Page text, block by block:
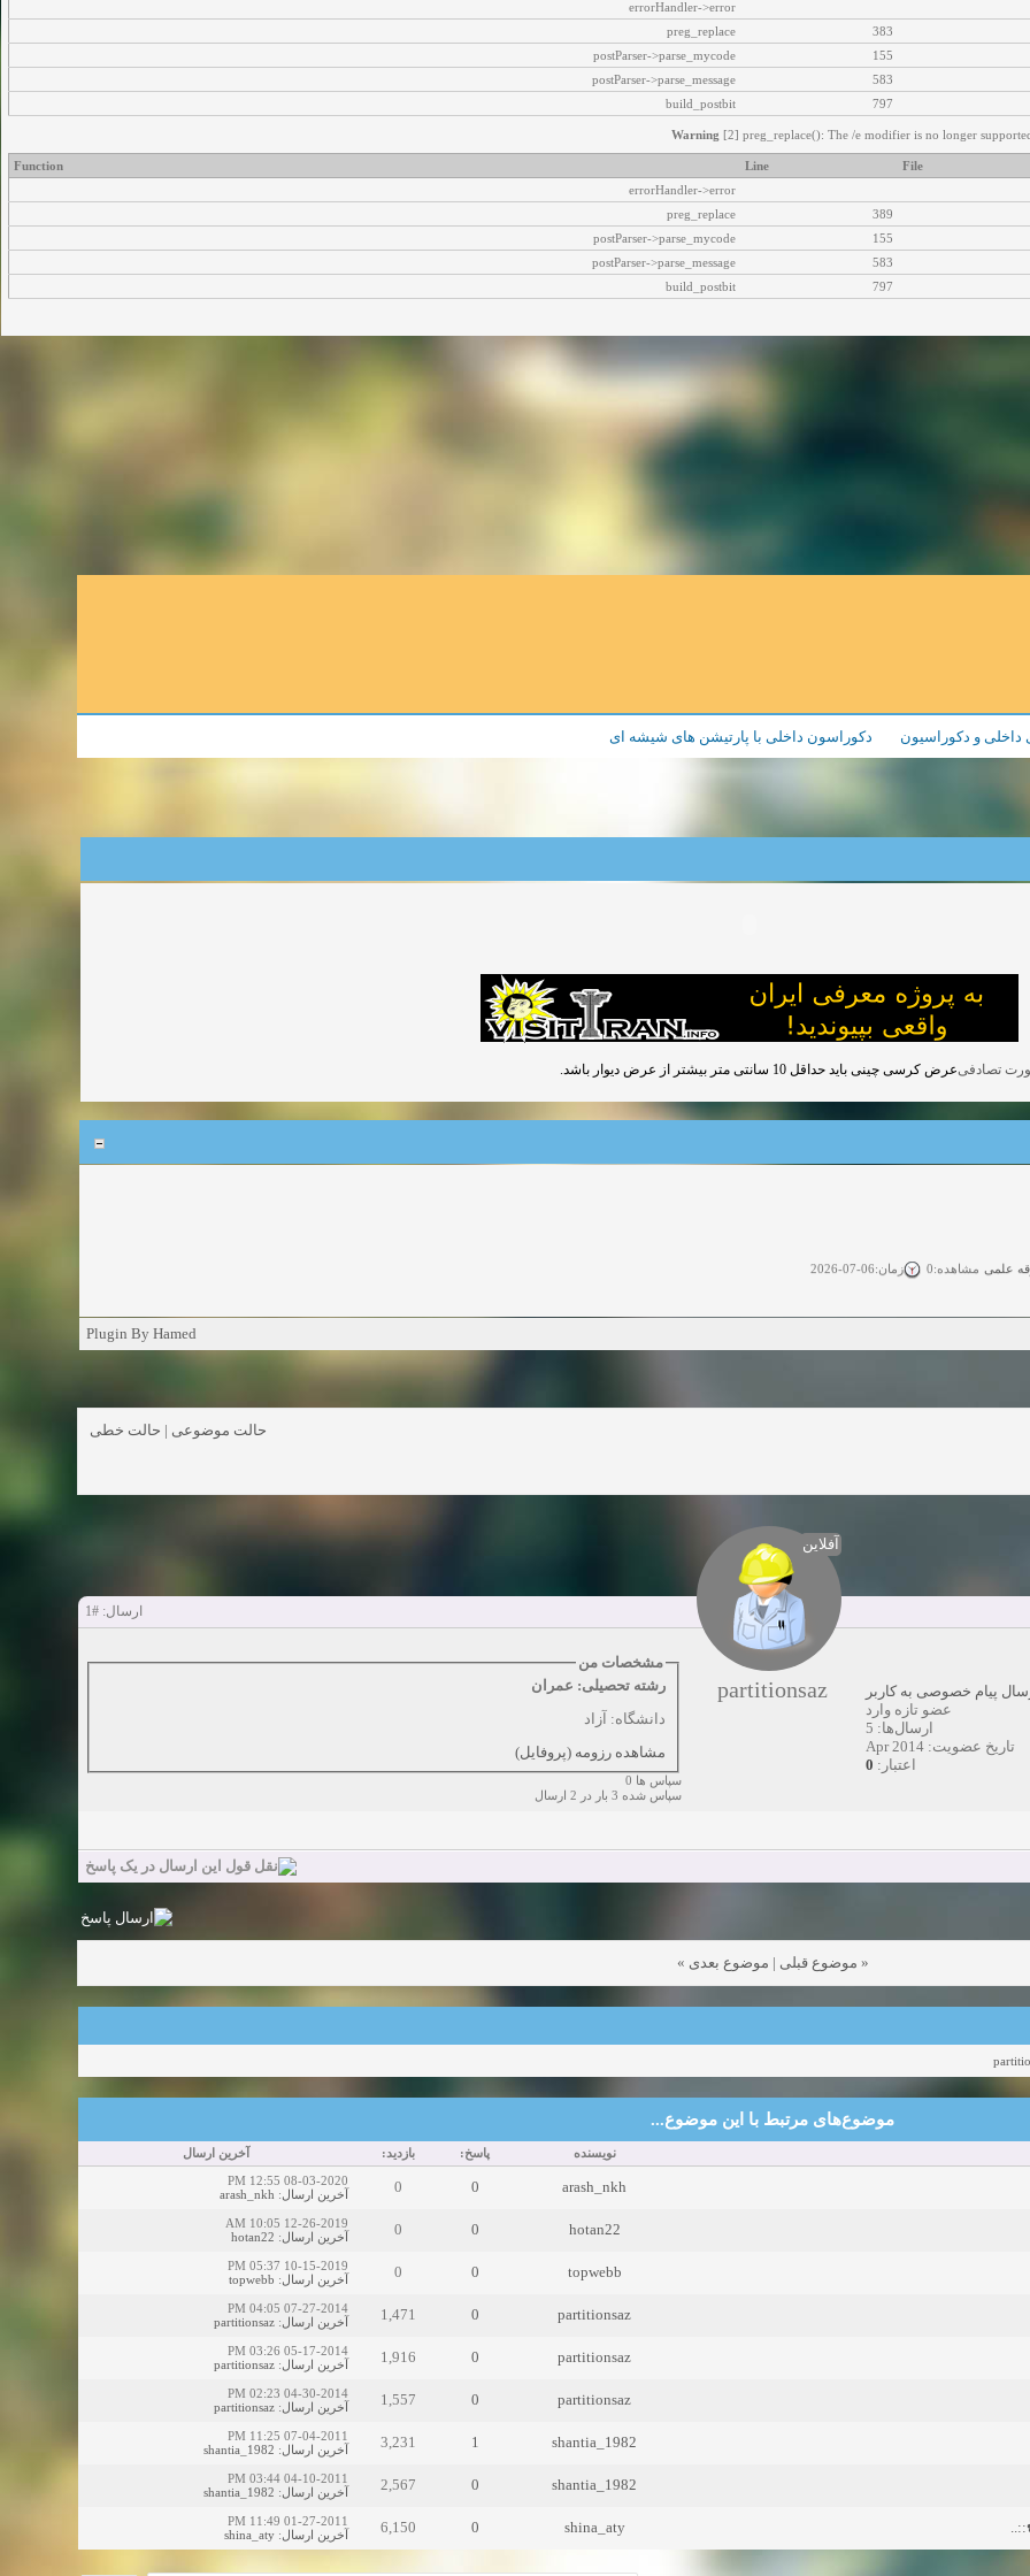
errorHandler->error
383
preg_replace
155
postParser->parse_mycode
583
postParser->parse_message
797
build_postbit
Warning [2] preg_replace(): The /e modifier is no longer
File
Line
Function
errorHandler->error
389
preg_replace
155
postParser->parse_mycode
583
postParser->parse_message
797
build_postbit
داخلی و دکوراسیون دکوراسون داخلی با پارتیشن های شیشه ای
عرض کرسی چینی باید حداقل 10 سانتی متر بیشتر از عرض دیوار باشد.
آزاد مشاهده:0 زمان:11-04-2025
دعوت به همکاری مشاهده:0 زمان:11-11-2024
دعوت به همکاری مشاهده:0 زمان:10-21-2024
دعوت به همکاری مشاهده:0 زمان:10-11-2024
Plugin By Hamed
حالت موضوعی | حالت خطی
ارسال:#1
آفلاین
partitionsaz
پیام خصوصی به کاربر
عضو تازه وارد
ارسال‌ها: 5
تاریخ عضویت: Apr 2014
اعتبار: 0
مشخصات من
رشته تحصیلی: عمران
دانشگاه: آزاد
مشاهده رزومه (پروفایل)
سپاس ها 0
سپاس شده 3 بار در 2 ارسال
« موضوع قبلی | موضوع بعدی »
موضوع‌های مرتبط با این موضوع...
نویسنده پاسخ: بازدید: آخرین ارسال
arash_nkh
0
0
08-03-2020 12:55 PM
آخرین ارسال:
arash_nkh
hotan22
0
0
12-26-2019 10:05 AM
آخرین ارسال:
hotan22
topwebb
0
0
10-15-2019 05:37 PM
آخرین ارسال:
topwebb
partitionsaz
0
1,471
07-27-2014 04:05 PM
آخرین ارسال:
partitionsaz
partitionsaz
0
1,916
05-17-2014 03:26 PM
آخرین ارسال:
partitionsaz
partitionsaz
0
1,557
04-30-2014 02:23 PM
آخرین ارسال:
partitionsaz
shantia_1982
1
3,231
07-04-2011 11:25 PM
آخرین ارسال:
shantia_1982
shantia_1982
0
2,567
04-10-2011 03:44 PM
آخرین ارسال:
shantia_1982
shina_aty
0
6,150
01-27-2011 11:49 PM
آخرین ارسال:
shina_aty